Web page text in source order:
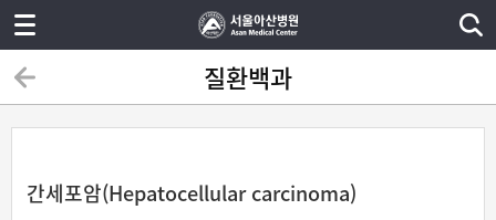
질환백과
간세포암(Hepatocellular carcinoma)